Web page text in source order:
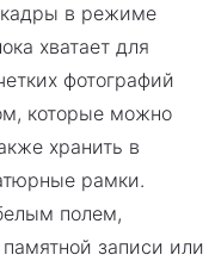
кадры в режиме
хватает для
фотографий
которые можно
хранить в
рамки.
полем,
записи или